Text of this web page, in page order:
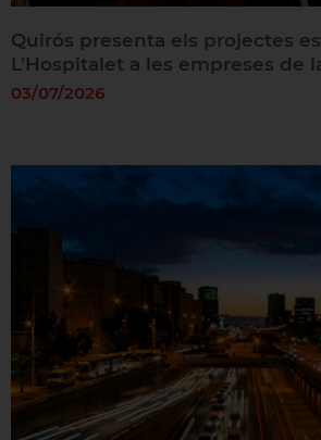
Quirós presenta els projectes
L’Hospitalet a les empreses de
03/07/2026